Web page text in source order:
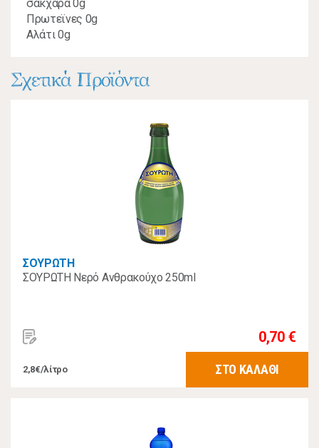
σάκχαρα 0g
Πρωτεϊνες 0g
Αλάτι 0g
Σχετικά Προϊόντα
ΣΟΥΡΩΤΗ
ΣΟΥΡΩΤΗ Νερό Ανθρακούχο 250ml
0,70 €
2,8€/λίτρο ΣΤΟ ΚΑΛΑΘΙ